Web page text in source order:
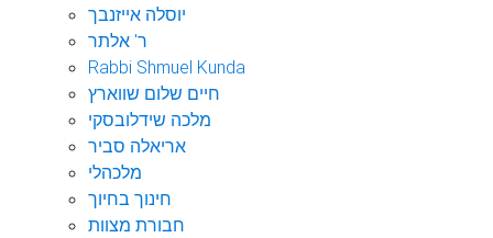
יוסלה אייזנבך
ר' אלתר
Rabbi Shmuel Kunda
חיים שלום שווארץ
מלכה שידלובסקי
אריאלה סביר
מלכהלי
חינוך בחיוך
חבורת מצוות